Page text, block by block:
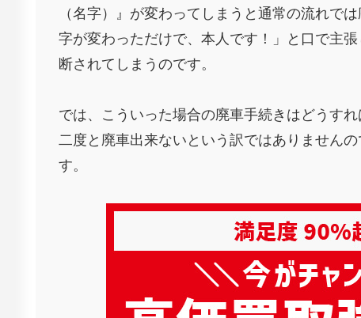
（名字）』が変わってしまうと通常の流れで
字が変わっただけで、本人です！」と口で主
断されてしまうのです。
では、こういった場合の廃車手続きはどうす
二度と廃車出来ないという訳ではありません
す。